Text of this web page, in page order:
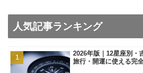
人気記事ランキング
2026年版｜12星座別・
旅行・開運に使える完